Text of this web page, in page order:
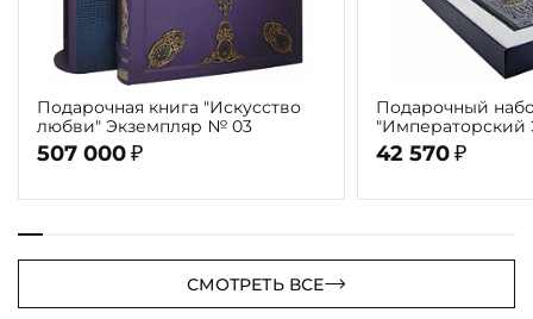
Подарочная книга "Искусство
любви" Экземпляр № 03
507 000 ₽
Подарочный
42 570 ₽
СМОТРЕТЬ ВСЕ